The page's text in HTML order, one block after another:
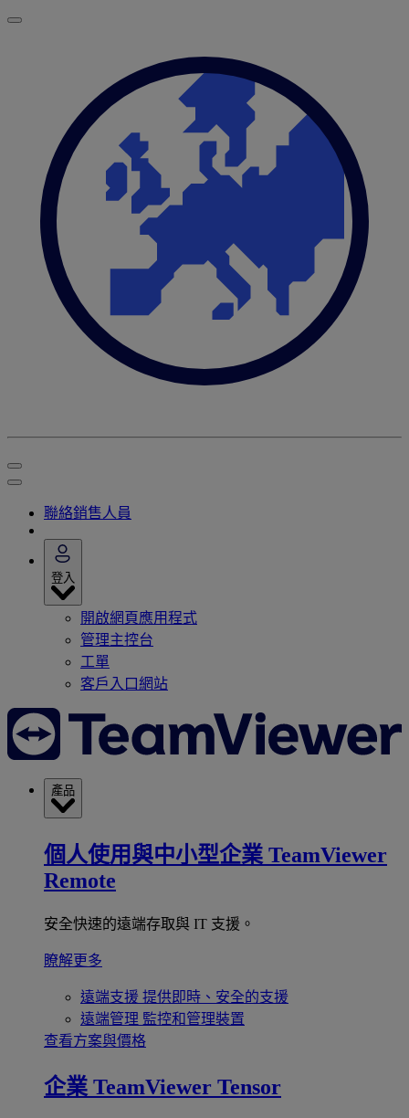
聯絡銷售人員
登入
開啟網頁應用程式
管理主控台
工單
客戶入口網站
產品
個人使用與中小型企業 TeamViewer
Remote
安全快速的遠端存取與 IT 支援。
瞭解更多
遠端支援 提供即時、安全的支援
遠端管理 監控和管理裝置
查看方案與價格
企業 TeamViewer Tensor